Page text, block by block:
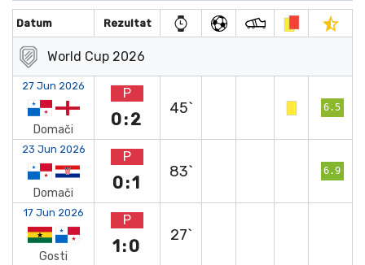
Datum Rezultat
World Cup 2026
27 Jun 2026
Domači
P
0:2
45` 6.5
23 Jun 2026
Domači
P
0:1
83` 6.9
17 Jun 2026
Gosti
P
1:0
27`